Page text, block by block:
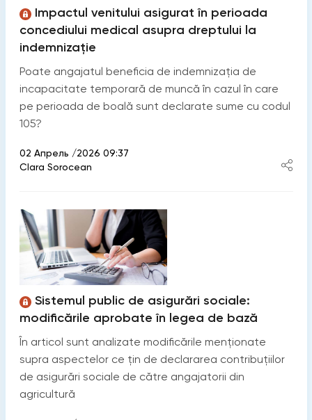
Impactul venitului asigurat în perioada
concediului medical asupra dreptului la
indemnizație
Poate angajatul beneficia de indemnizația de
incapacitate temporară de muncă în cazul în care
pe perioada de boală sunt declarate sume cu codul
105?
02 Апрель /2026 09:37
Clara Sorocean
Sistemul public de asigurări sociale:
modificările aprobate în legea de bază
În articol sunt analizate modificările menționate
supra aspectelor ce țin de declararea contribuțiilor
de asigurări sociale de către angajatorii din
agricultură